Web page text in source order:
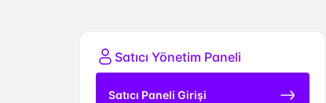
Satıcı Yönetim Paneli
Satıcı Paneli Girişi